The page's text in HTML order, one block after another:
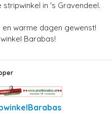
stripwinkel in 's Gravendeel.
en warme dagen gewenst!
Barabas!